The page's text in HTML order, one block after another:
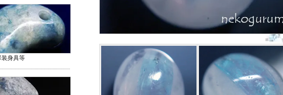
装身具等